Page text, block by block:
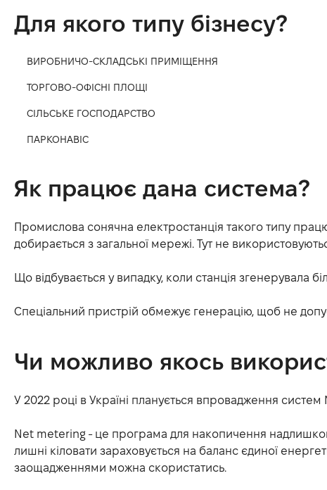
Для якого типу бізнесу?
ВИРОБНИЧО-СКЛАДСЬКІ ПРИМІЩЕННЯ
ТОРГОВО-ОФІСНІ ПЛОЩІ
СІЛЬСЬКЕ ГОСПОДАРСТВО
ПАРКОНАВІС
Як працює дана система?
Промислова сонячна електростанція такого типу
добирається з загальної мережі. Тут не
Що відбувається у випадку, коли станція згенерувала
Спеціальний пристрій обмежує генерацію, щоб не
Чи можливо якось
У 2022 році в Україні планується впровадження
Net metering - це програма для накопичення
лишні кіловати зараховується на баланс єдиної
заощадженнями можна скористатись.